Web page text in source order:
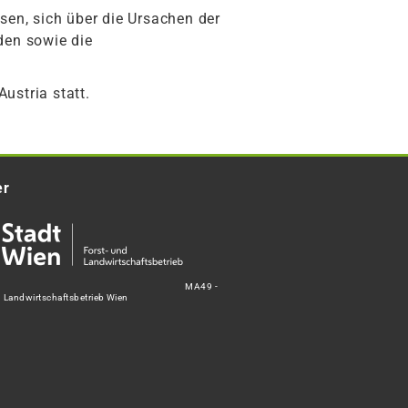
sich über die Ursachen der
sowie die
statt.
MA49 -
Landwirtschaftsbetrieb Wien